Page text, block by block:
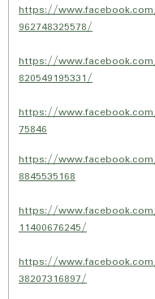
https://
962748325578/
https://
820549195331/
https://
75846
https://
8845535168
https://
11400676245/
https://
38207316897/